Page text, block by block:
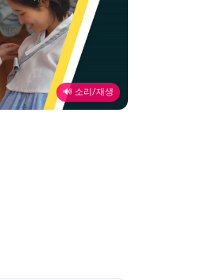
🔊 소리/재생